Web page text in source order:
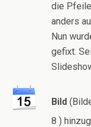
die
anders
Nun
gefixt.
Bild
8 )